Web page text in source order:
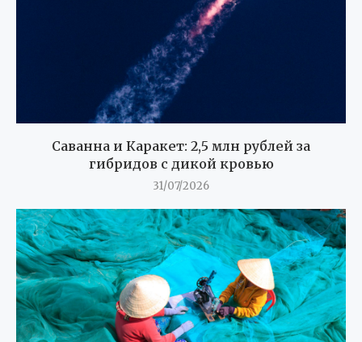
Саванна и Каракет: 2,5 млн рублей за
гибридов с дикой кровью
31/07/2026